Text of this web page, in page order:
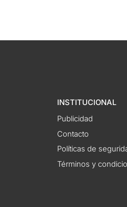
INSTITUCIONAL
Publicidad
Contacto
Políticas de
Términos y